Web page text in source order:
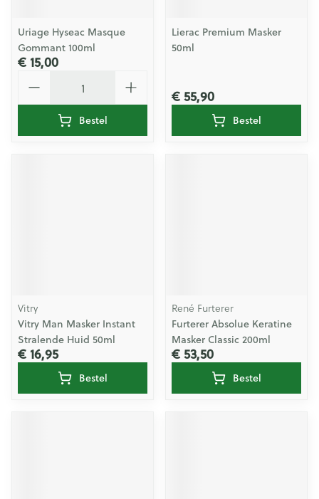
Uriage Hyseac Masque
Gommant 100ml
€ 15,00
Bestel
Lierac Premium Masker
50ml
€ 55,90
Bestel
Vitry
Vitry Man Masker Instant
Stralende Huid 50ml
€ 16,95
Bestel
René Furterer
Furterer Absolue Keratine
Masker Classic 200ml
€ 53,50
Bestel